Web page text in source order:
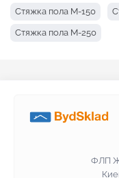
Стяжка пола М-150
Стяжка пола М-250
ФЛП